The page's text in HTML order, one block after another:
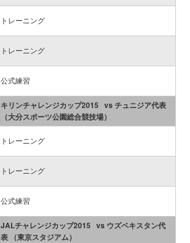
トレーニング
トレーニング
公式練習
キリンチャレンジカップ2015 vs チュニジア代表
（大分スポーツ公園総合競技場）
トレーニング
トレーニング
公式練習
JALチャレンジカップ2015 vs ウズベキスタン代
表 （東京スタジアム）